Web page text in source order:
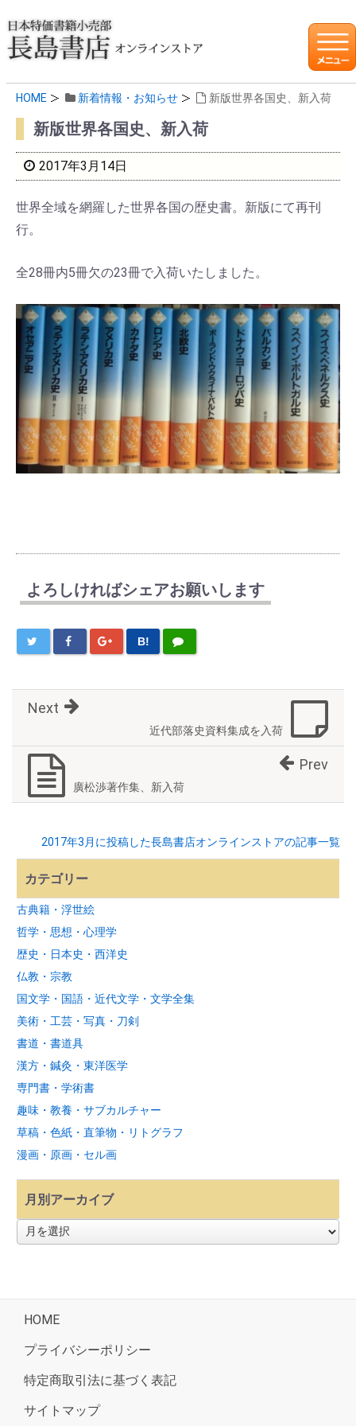
HOME 新着情報・お知らせ 新版世界各国史、新入荷
新版世界各国史、新入荷
2017年3月14日
世界全域を網羅した世界各国の歴史書。新版にて再刊
行。
全28冊内5冊欠の23冊で入荷いたしました。
よろしければシェアお願いします
B!
近代部落史資料集成を入荷
Next
廣松渉著作集、新入荷
Prev
2017年3月に投稿した長島書店オンラインストアの記事一覧
カテゴリー
古典籍・浮世絵
哲学・思想・心理学
歴史・日本史・西洋史
仏教・宗教
国文学・国語・近代文学・文学全集
美術・工芸・写真・刀剣
書道・書道具
漢方・鍼灸・東洋医学
専門書・学術書
趣味・教養・サブカルチャー
草稿・色紙・直筆物・リトグラフ
漫画・原画・セル画
月別アーカイブ
別
ブHOME
プライバシーポリシー
特定商取引法に基づく表記
サイトマップ